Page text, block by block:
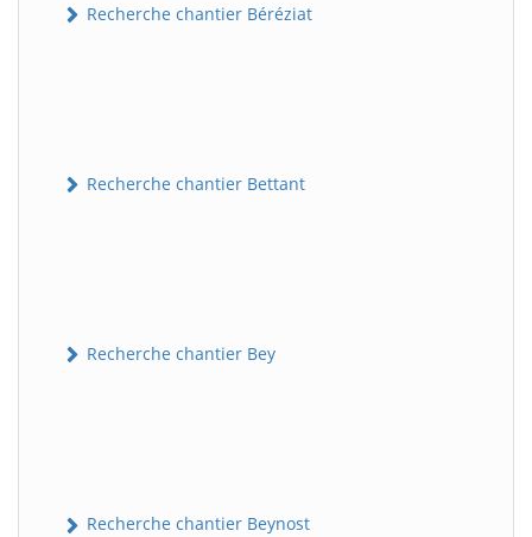
Recherche chantier Béréziat
Recherche chantier Bettant
Recherche chantier Bey
Recherche chantier Beynost